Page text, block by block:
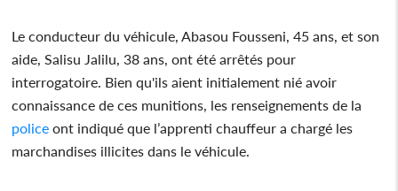
Le conducteur du véhicule, Abasou Fousseni, 45 ans, et son
aide, Salisu Jalilu, 38 ans, ont été arrêtés pour
interrogatoire. Bien qu'ils aient initialement nié avoir
connaissance de ces munitions, les renseignements de la
police ont indiqué que l’apprenti chauffeur a chargé les
marchandises illicites dans le véhicule.